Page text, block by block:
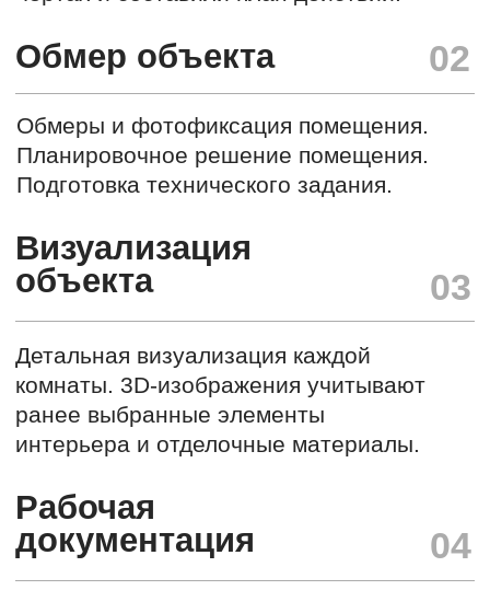
г. Санкт-Петербург,
Услуги
+7 (812) 924-42-00